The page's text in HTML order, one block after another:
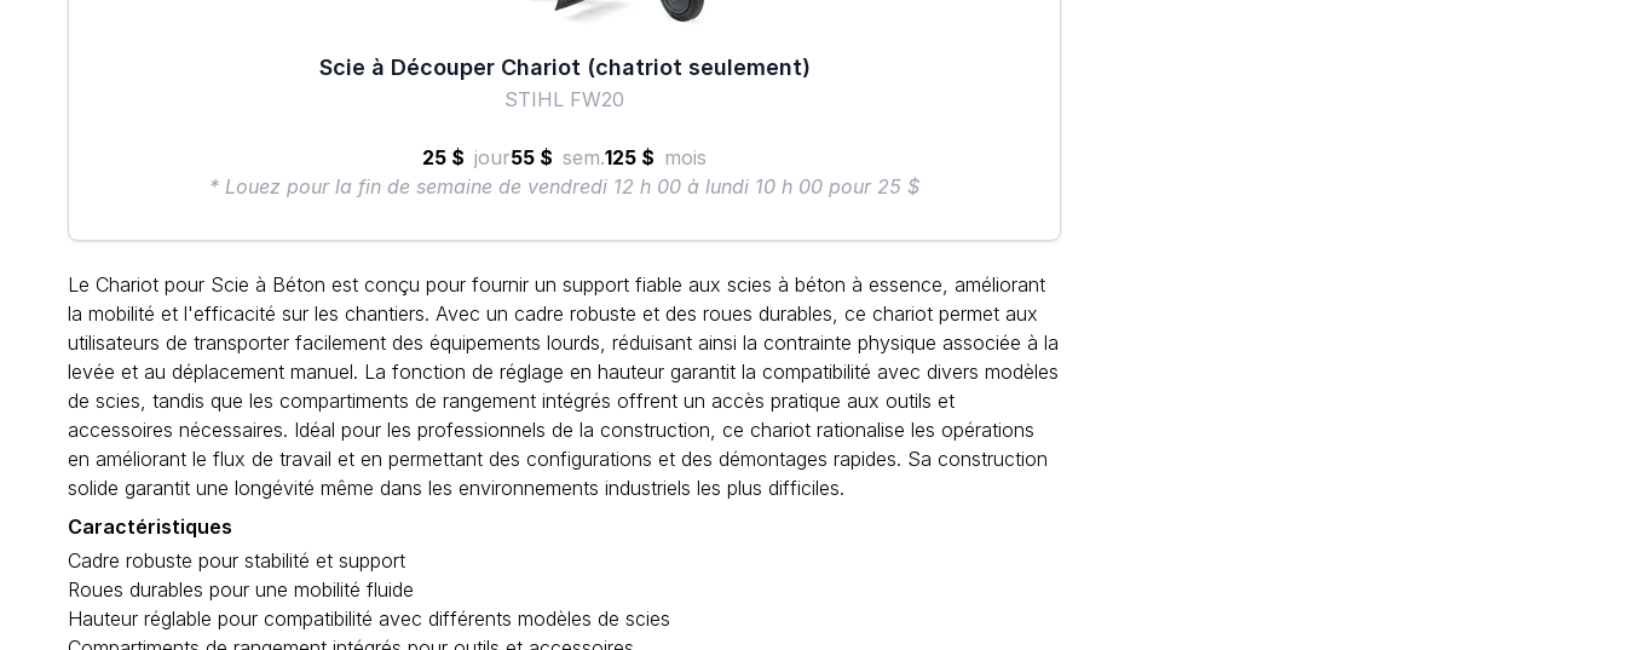
Scie à Découper Chariot (chatriot seulement)
STIHL FW20
25 $ jour55 $ sem.125 $ mois
* Louez pour la fin de semaine de vendredi 12 h 00 à lundi 10 h 00 pour 25 $
Le Chariot pour Scie à Béton est conçu pour fournir un support fiable aux scies à béton à essence, améliorant
la mobilité et l'efficacité sur les chantiers. Avec un cadre robuste et des roues durables, ce chariot permet aux
utilisateurs de transporter facilement des équipements lourds, réduisant ainsi la contrainte physique associée à la
levée et au déplacement manuel. La fonction de réglage en hauteur garantit la compatibilité avec divers modèles
de scies, tandis que les compartiments de rangement intégrés offrent un accès pratique aux outils et
accessoires nécessaires. Idéal pour les professionnels de la construction, ce chariot rationalise les opérations
en améliorant le flux de travail et en permettant des configurations et des démontages rapides. Sa construction
solide garantit une longévité même dans les environnements industriels les plus difficiles.
Caractéristiques
Cadre robuste pour stabilité et support
Roues durables pour une mobilité fluide
Hauteur réglable pour compatibilité avec différents modèles de scies